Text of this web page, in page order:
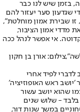
בזמן שיש לנו כבר
שגדעון סער יעזור להם
שבירת אמון מוחלטת",
מדדי אמון הציבור,
אי אפשר לנהל ככה
אורן בן חקון
לדברי לפיד אחרי
ראש האופוזיציה'
שהוא יושב עשור
בלבד - שלוש שנים
במשך שנות דור,